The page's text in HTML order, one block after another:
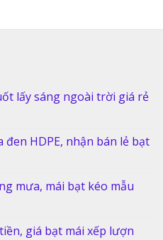
lấy sáng ngoài trời giá rẻ
HDPE, nhận bán lẻ bạt
mưa, mái bạt kéo mẫu
giá bạt mái xếp lượn